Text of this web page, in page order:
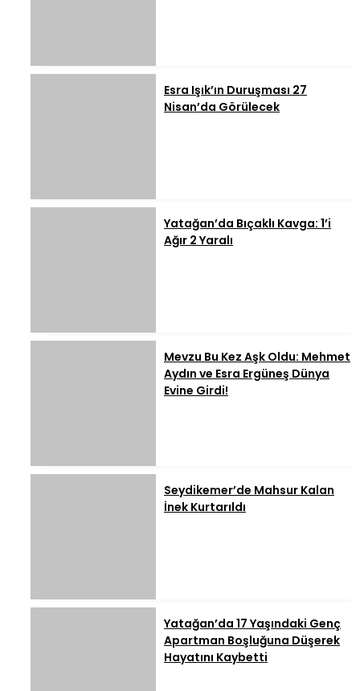
Esra Işık’ın Duruşması 27
Nisan’da Görülecek
Yatağan’da Bıçaklı Kavga: 1’i
Ağır 2 Yaralı
Mevzu Bu Kez Aşk Oldu: Mehmet
Aydın ve Esra Ergüneş Dünya
Evine Girdi!
Seydikemer’de Mahsur Kalan
İnek Kurtarıldı
Yatağan’da 17 Yaşındaki Genç
Apartman Boşluğuna Düşerek
Hayatını Kaybetti